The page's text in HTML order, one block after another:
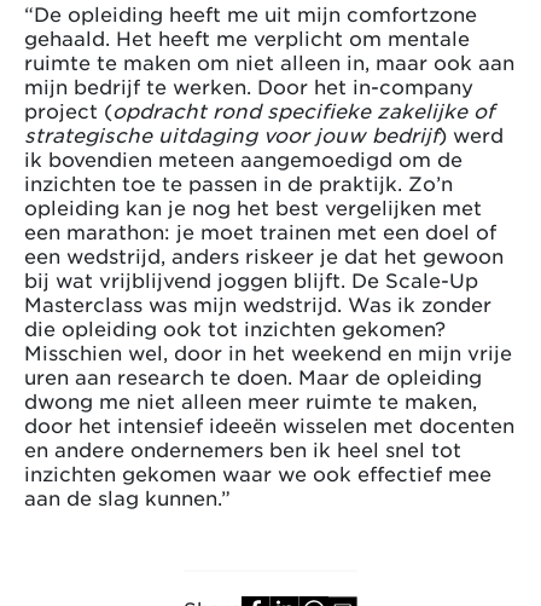
“De opleiding heeft me uit mijn comfortzone
gehaald. Het heeft me verplicht om mentale
ruimte te maken om niet alleen in, maar ook aan
mijn bedrijf te werken. Door het in-company
project (opdracht rond specifieke zakelijke of
strategische uitdaging voor jouw bedrijf) werd
ik bovendien meteen aangemoedigd om de
inzichten toe te passen in de praktijk. Zo’n
opleiding kan je nog het best vergelijken met
een marathon: je moet trainen met een doel of
een wedstrijd, anders riskeer je dat het gewoon
bij wat vrijblijvend joggen blijft. De Scale-Up
Masterclass was mijn wedstrijd. Was ik zonder
die opleiding ook tot inzichten gekomen?
Misschien wel, door in het weekend en mijn vrije
uren aan research te doen. Maar de opleiding
dwong me niet alleen meer ruimte te maken,
door het intensief ideeën wisselen met docenten
en andere ondernemers ben ik heel snel tot
inzichten gekomen waar we ook effectief mee
aan de slag kunnen.”